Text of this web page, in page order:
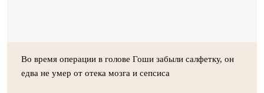
Во время операции в голове Гоши забыли салфетку, он
едва не умер от отека мозга и сепсиса